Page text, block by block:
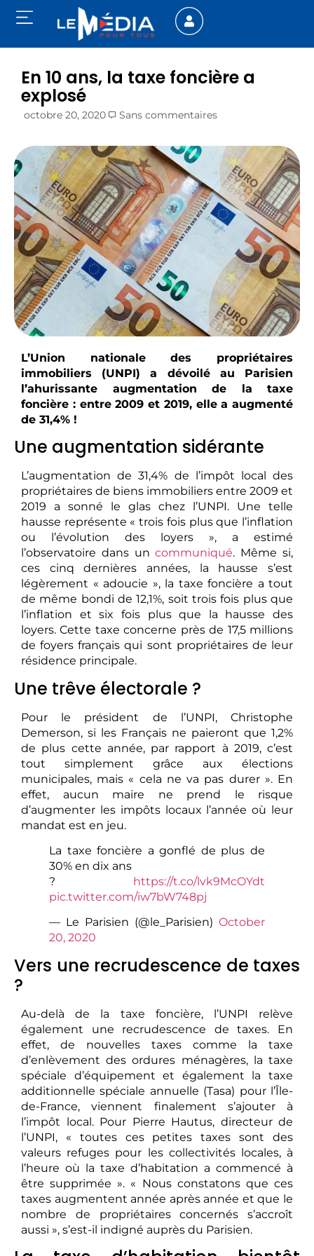
En 10 ans, la taxe foncière a
explosé
octobre 20, 2020 Sans commentaires
L’Union nationale des propriétaires
immobiliers (UNPI) a dévoilé au Parisien
l’ahurissante augmentation de la taxe
foncière : entre 2009 et 2019, elle a augmenté
de 31,4% !
Une augmentation sidérante
L’augmentation de 31,4% de l’impôt local des
propriétaires de biens immobiliers entre 2009 et
2019 a sonné le glas chez l’UNPI. Une telle
hausse représente « trois fois plus que l’inflation
ou l’évolution des loyers », a estimé
l’observatoire dans uncommuniqué. Même si,
ces cinq dernières années, la hausse s’est
légèrement « adoucie », la taxe foncière a tout
de même bondi de 12,1%, soit trois fois plus que
l’inflation et six fois plus que la hausse des
loyers. Cette taxe concerne près de 17,5 millions
de foyers français qui sont propriétaires de leur
résidence principale.
Une trêve électorale ?
Pour le président de l’UNPI, Christophe
Demerson, si les Français ne paieront que 1,2%
de plus cette année, par rapport à 2019, c’est
tout simplement grâce aux élections
municipales, mais « cela ne va pas durer ». En
effet, aucun maire ne prend le risque
d’augmenter les impôts locaux l’année où leur
mandat est en jeu.
La taxe foncière a gonflé de plus de
30% en dix ans
? https://t.co/lvk9McOYdt
pic.twitter.com/iw7bW748pj
— Le Parisien (@le_Parisien) October
20, 2020
Vers une recrudescence de taxes
?
Au-delà de la taxe foncière, l’UNPI relève
également une recrudescence de taxes. En
effet, de nouvelles taxes comme la taxe
d’enlèvement des ordures ménagères, la taxe
spéciale d’équipement et également la taxe
additionnelle spéciale annuelle (Tasa) pour l’Île-
de-France, viennent finalement s’ajouter à
l’impôt local. Pour Pierre Hautus, directeur de
l’UNPI, « toutes ces petites taxes sont des
valeurs refuges pour les collectivités locales, à
l’heure où la taxe d’habitation a commencé à
être supprimée ». « Nous constatons que ces
taxes augmentent année après année et que le
nombre de propriétaires concernés s’accroît
aussi », s’est-il indigné auprès du Parisien.